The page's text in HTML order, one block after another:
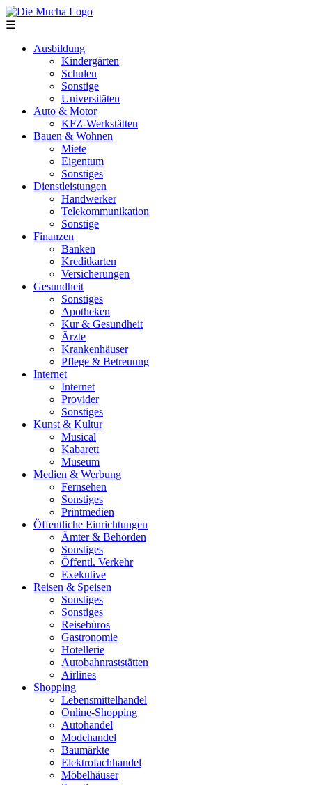
Direkt zum Inhalt
☰
Ausbildung
Kindergärten
Schulen
Sonstige
Universitäten
Auto & Motor
KFZ-Werkstätten
Bauen & Wohnen
Miete
Eigentum
Sonstiges
Dienstleistungen
Handwerker
Telekommunikation
Sonstige
Finanzen
Banken
Kreditkarten
Versicherungen
Gesundheit
Sonstiges
Apotheken
Kur & Gesundheit
Ärzte
Krankenhäuser
Pflege & Betreuung
Internet
Internet
Provider
Sonstiges
Kunst & Kultur
Musical
Kabarett
Museum
Medien & Werbung
Fernsehen
Sonstiges
Printmedien
Öffentliche Einrichtungen
Ämter & Behörden
Sonstiges
Öffentl. Verkehr
Exekutive
Reisen & Speisen
Sonstiges
Sonstiges
Reisebüros
Gastronomie
Hotellerie
Autobahnraststätten
Airlines
Shopping
Lebensmittelhandel
Online-Shopping
Autohandel
Modehandel
Baumärkte
Elektrofachhandel
Möbelhäuser